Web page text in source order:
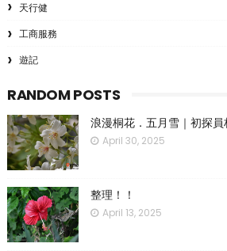
天行健
工商服務
遊記
RANDOM POSTS
浪漫桐花．五月雪｜初探
April 30, 2025
整理！！
April 13, 2025